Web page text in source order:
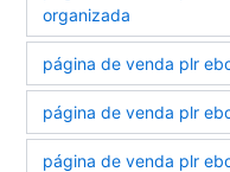
organizada
página de venda plr
página de venda plr
página de venda plr